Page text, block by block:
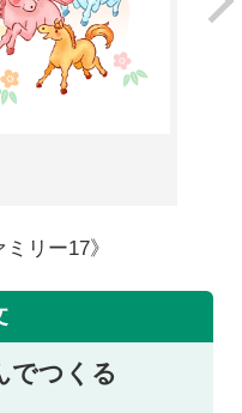
リー17》
でつくる